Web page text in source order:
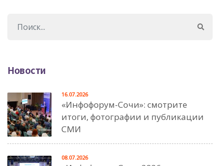
Новости
«Инфофорум-Сочи»: смотрите
итоги, фотографии и публикации
СМИ
16.07.2026
08.07.2026